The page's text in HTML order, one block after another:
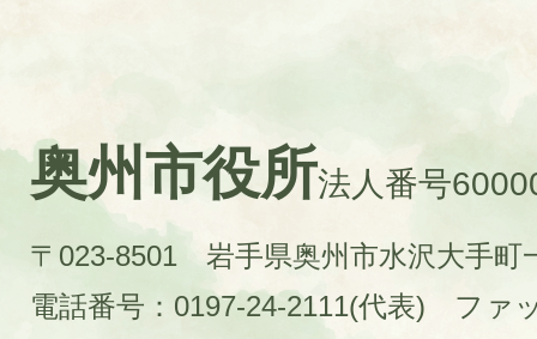
奥州市役所法人番号
〒023-8501 岩手県奥州市水沢大手町
電話番号：0197-24-2111(代表)
ファ